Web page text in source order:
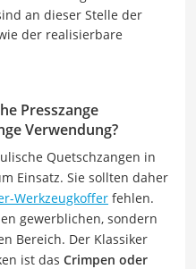
an dieser Stelle der
der realisierbare
Presszange
Verwendung?
Quetschzangen in
Einsatz. Sie sollten daher
Werkzeugkoffer fehlen.
gewerblichen, sondern
Bereich. Der Klassiker
ist das Crimpen oder